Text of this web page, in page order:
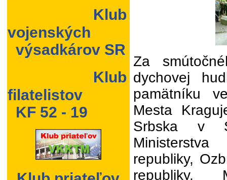
Klub
vojenských
výsadkárov SR
Klub
filatelistov
KF 52 - 19
Za
dychovej
pamätníku
Mesta
Srbska v
republiky,
republiky,